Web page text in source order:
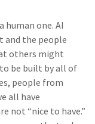
human one. AI
and the people
others might
be built by all of
people from
all have
not “nice to have.”